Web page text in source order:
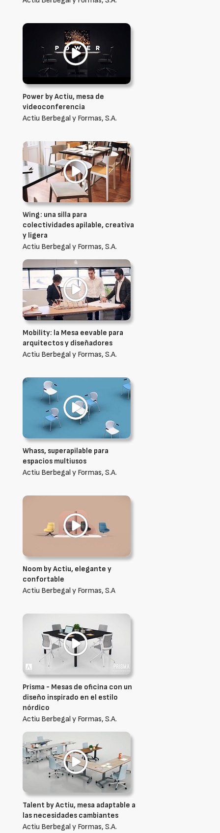
Power by Actiu, mesa de
videoconferencia
Actiu Berbegal y Formas, S.A.
Wing: una silla para
colectividades apilable, creativa
y ligera
Actiu Berbegal y Formas, S.A.
Mobility: la Mesa eevable para
arquitectos y diseñadores
Actiu Berbegal y Formas, S.A.
Whass, superapilable para
espacios multiusos
Actiu Berbegal y Formas, S.A.
Noom by Actiu, elegante y
confortable
Actiu Berbegal y Formas, S.A
Prisma - Mesas de oficina con un
diseño inspirado en el estilo
nórdico
Actiu Berbegal y Formas, S.A.
Talent by Actiu, mesa adaptable a
las necesidades cambiantes
Actiu Berbegal y Formas, S.A.